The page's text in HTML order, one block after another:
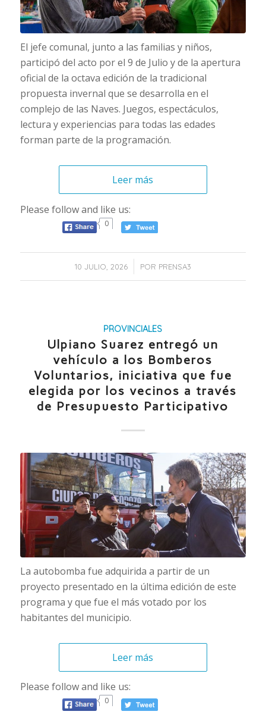
El jefe comunal, junto a las familias y niños,
participó del acto por el 9 de Julio y de la apertura
oficial de la octava edición de la tradicional
propuesta invernal que se desarrolla en el
complejo de las Naves. Juegos, espectáculos,
lectura y experiencias para todas las edades
forman parte de la programación.
Leer más
Please follow and like us:
0
10 JULIO, 2026 POR PRENSA3
PROVINCIALES
Ulpiano Suarez entregó un
vehículo a los Bomberos
Voluntarios, iniciativa que fue
elegida por los vecinos a través
de Presupuesto Participativo
La autobomba fue adquirida a partir de un
proyecto presentado en la última edición de este
programa y que fue el más votado por los
habitantes del municipio.
Leer más
Please follow and like us:
0